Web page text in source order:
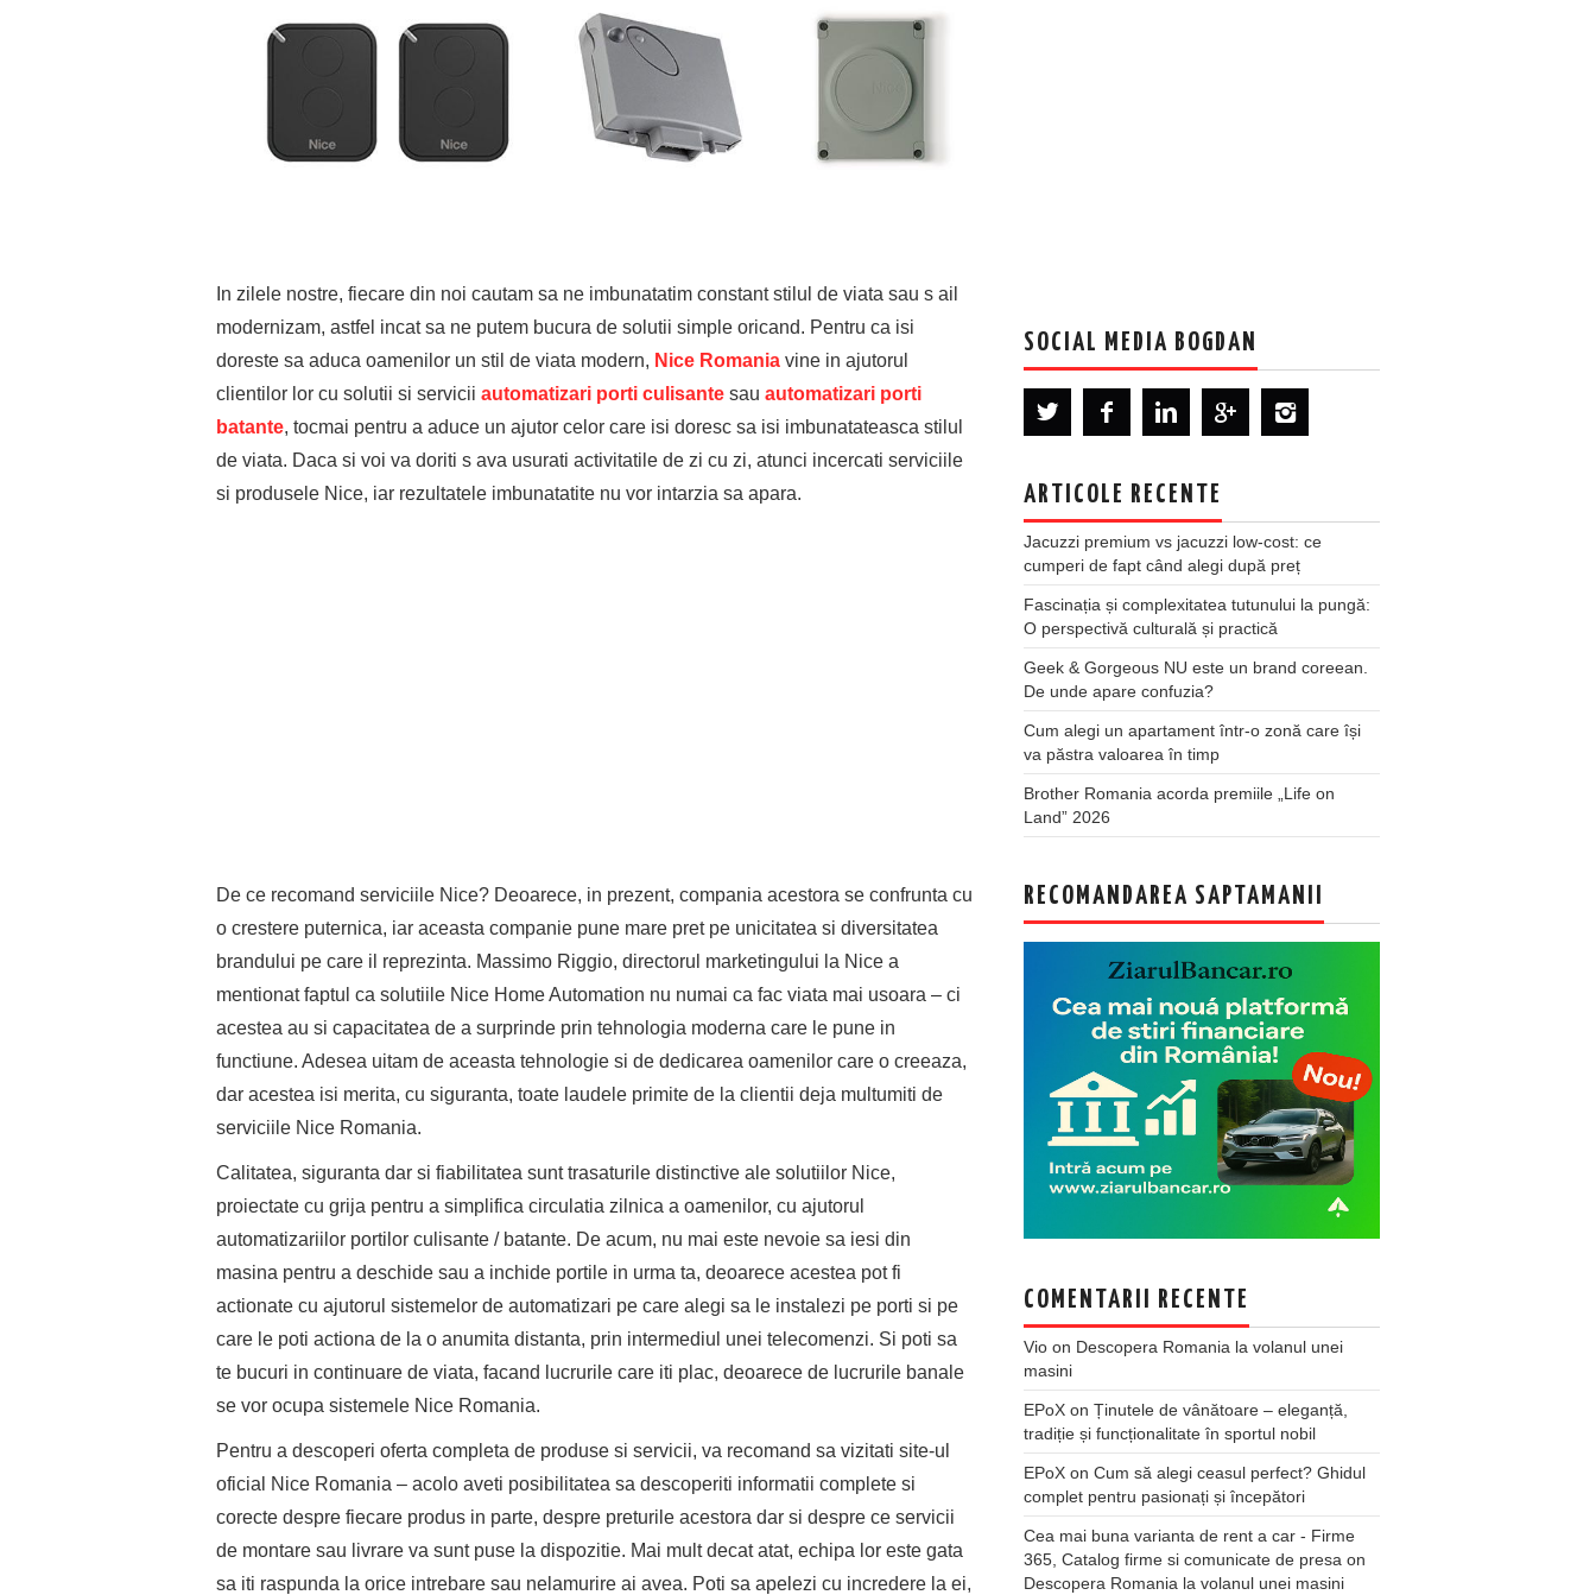
In zilele nostre, fiecare din noi cautam sa ne imbunatatim constant stilul de viata sau s ail
modernizam, astfel incat sa ne putem bucura de solutii simple oricand. Pentru ca isi
doreste sa aduca oamenilor un stil de viata modern, Nice Romania vine in ajutorul
clientilor lor cu solutii si servicii automatizari porti culisante sau automatizari porti
batante, tocmai pentru a aduce un ajutor celor care isi doresc sa isi imbunatateasca stilul
de viata. Daca si voi va doriti s ava usurati activitatile de zi cu zi, atunci incercati serviciile
si produsele Nice, iar rezultatele imbunatatite nu vor intarzia sa apara.
De ce recomand serviciile Nice? Deoarece, in prezent, compania acestora se confrunta cu
o crestere puternica, iar aceasta companie pune mare pret pe unicitatea si diversitatea
brandului pe care il reprezinta. Massimo Riggio, directorul marketingului la Nice a
mentionat faptul ca solutiile Nice Home Automation nu numai ca fac viata mai usoara – ci
acestea au si capacitatea de a surprinde prin tehnologia moderna care le pune in
functiune. Adesea uitam de aceasta tehnologie si de dedicarea oamenilor care o creeaza,
dar acestea isi merita, cu siguranta, toate laudele primite de la clientii deja multumiti de
serviciile Nice Romania.
Calitatea, siguranta dar si fiabilitatea sunt trasaturile distinctive ale solutiilor Nice,
proiectate cu grija pentru a simplifica circulatia zilnica a oamenilor, cu ajutorul
automatizariilor portilor culisante / batante. De acum, nu mai este nevoie sa iesi din
masina pentru a deschide sau a inchide portile in urma ta, deoarece acestea pot fi
actionate cu ajutorul sistemelor de automatizari pe care alegi sa le instalezi pe porti si pe
care le poti actiona de la o anumita distanta, prin intermediul unei telecomenzi. Si poti sa
te bucuri in continuare de viata, facand lucrurile care iti plac, deoarece de lucrurile banale
se vor ocupa sistemele Nice Romania.
Pentru a descoperi oferta completa de produse si servicii, va recomand sa vizitati site-ul
oficial Nice Romania – acolo aveti posibilitatea sa descoperiti informatii complete si
corecte despre fiecare produs in parte, despre preturile acestora dar si despre ce servicii
de montare sau livrare va sunt puse la dispozitie. Mai mult decat atat, echipa lor este gata
sa iti raspunda la orice intrebare sau nelamurire ai avea. Poti sa apelezi cu incredere la ei,
SOCIAL MEDIA BOGDAN
ARTICOLE RECENTE
Jacuzzi premium vs jacuzzi low-cost: ce
cumperi de fapt când alegi după preț
Fascinația și complexitatea tutunului la pungă:
O perspectivă culturală și practică
Geek & Gorgeous NU este un brand coreean.
De unde apare confuzia?
Cum alegi un apartament într-o zonă care își
va păstra valoarea în timp
Brother Romania acorda premiile „Life on
Land” 2026
RECOMANDAREA SAPTAMANII
COMENTARII RECENTE
Vio on Descopera Romania la volanul unei
masini
EPoX on Ținutele de vânătoare – eleganță,
tradiție și funcționalitate în sportul nobil
EPoX on Cum să alegi ceasul perfect? Ghidul
complet pentru pasionați și începători
Cea mai buna varianta de rent a car - Firme
365, Catalog firme si comunicate de presa on
Descopera Romania la volanul unei masini